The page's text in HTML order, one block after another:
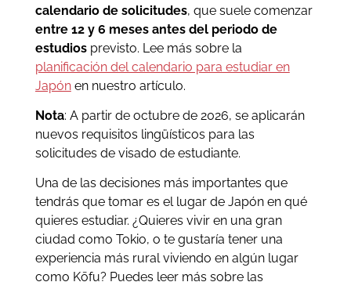
calendario de solicitudes, que suele comenzar
entre 12 y 6 meses antes del periodo de
estudiosprevisto. Lee más sobre la
planificación del calendario para estudiar en
Japónen nuestro artículo.
Nota: A partir de octubre de 2026, se aplicarán
nuevos requisitos lingüísticos para las
solicitudes de visado de estudiante.
Una de las decisiones más importantes que
tendrás que tomar es el lugar de Japón en qué
quieres estudiar. ¿Quieres vivir en una gran
ciudad como Tokio, o te gustaría tener una
experiencia más rural viviendo en algún lugar
como Kōfu? Puedes leer más sobre las